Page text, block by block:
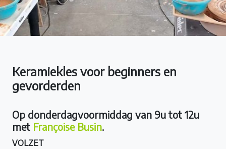
Keramiekles voor beginners en
gevorderden
Op donderdagvoormiddag van 9u tot 12u
met Françoise Busin.
VOLZET